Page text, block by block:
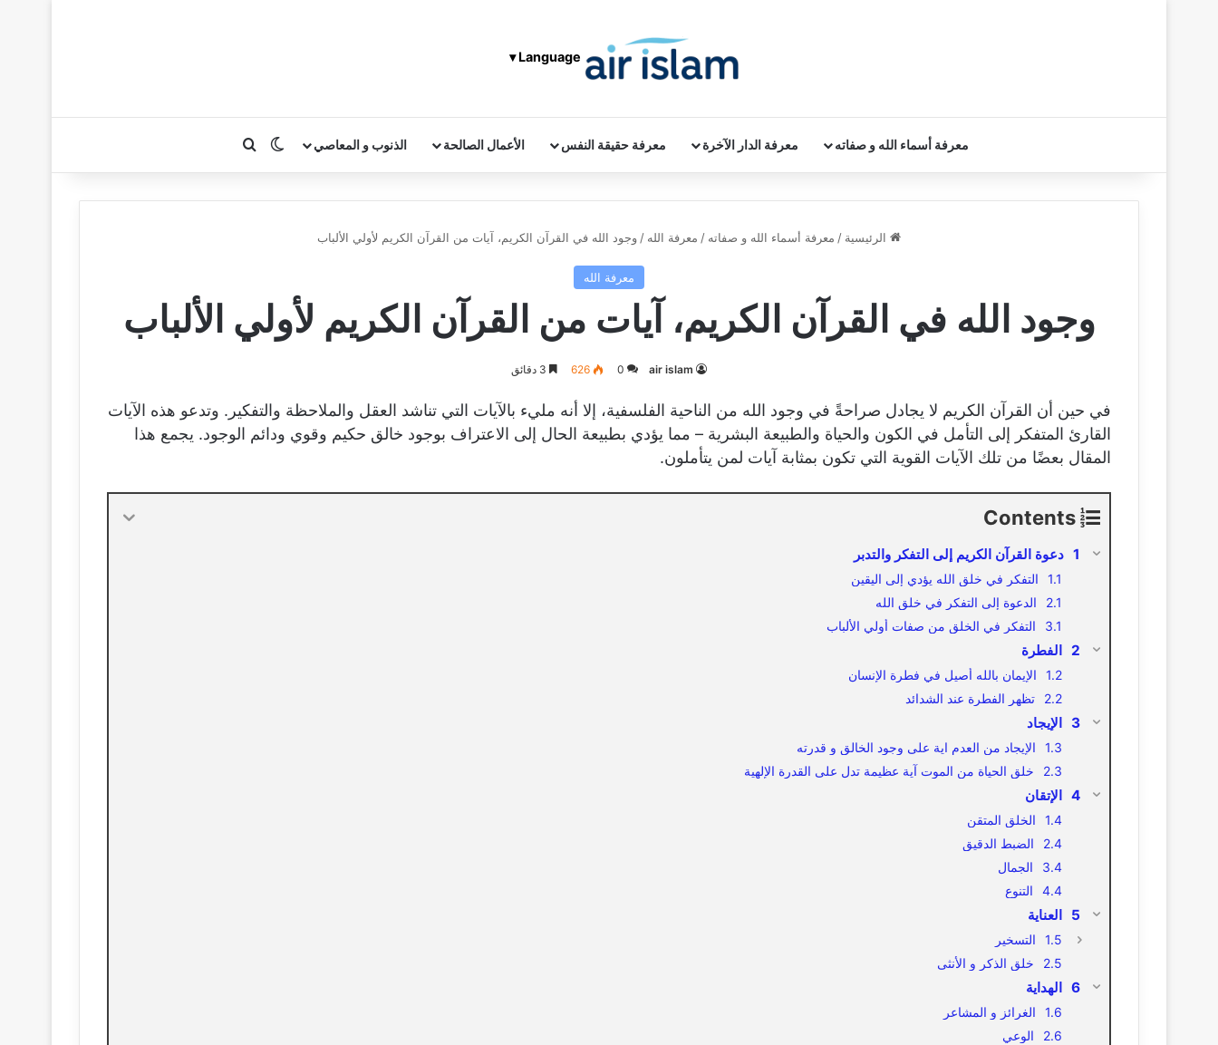
Language ▾
معرفة أسماء الله و صفاته معرفة الدار الآخرة معرفة حقيقة النفس الأعمال الصالحة الذنوب و المعاصي الوضع المظلم
بحث عن
الرئيسية / معرفة أسماء الله و صفاته / معرفة الله / وجود الله في القرآن الكريم، آيات من القرآن الكريم لأولي الألباب
معرفة الله
وجود الله في القرآن الكريم، آيات من القرآن الكريم لأولي الألباب
air islam
0
626
في حين أن القرآن الكريم لا يجادل صراحةً في وجود الله من الناحية الفلسفية، إلا أنه مليء بالآيات التي تناشد العقل والملاحظة والتفكير. وتدعو هذه الآيات
القارئ المتفكر إلى التأمل في الكون والحياة والطبيعة البشرية – مما يؤدي بطبيعة الحال إلى الاعتراف بوجود خالق حكيم وقوي ودائم الوجود. يجمع هذا
المقال بعضًا من تلك الآيات القوية التي تكون بمثابة آيات لمن يتأملون.
Contents
دعوة القرآن الكريم إلى التفكر والتدبر
التفكر في خلق الله يؤدي إلى اليقين
الدعوة إلى التفكر في خلق الله
التفكر في الخلق من صفات أولي الألباب
الفطرة
الإيمان بالله أصيل في فطرة الإنسان
تظهر الفطرة عند الشدائد
الإيجاد
الإيجاد من العدم اية على وجود الخالق و قدرته
خلق الحياة من الموت آية عظيمة تدل على القدرة الإلهية
الإتقان
الخلق المتقن
الضبط الدقيق
الجمال
التنوع
العناية
التسخير
خلق الذكر و الأنثى
الهداية
الغرائز و المشاعر
الوعي